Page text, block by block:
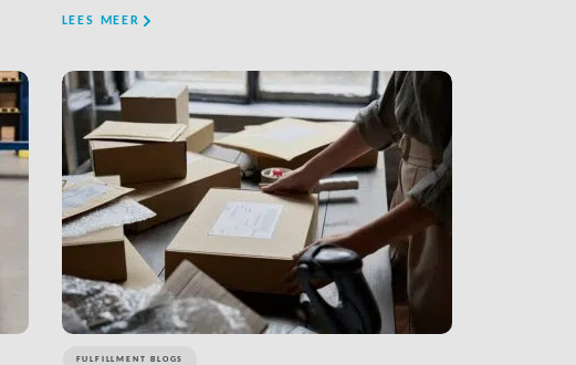
LEES MEER
FULFILLMENT BLOGS
LINK BTN